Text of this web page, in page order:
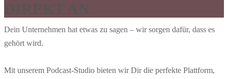
DIREKT AN
Dein Unternehmen hat etwas zu sagen – wir sorgen dafür, dass es
gehört wird.
Mit unserem Podcast-Studio bieten wir Dir die perfekte Plattform,